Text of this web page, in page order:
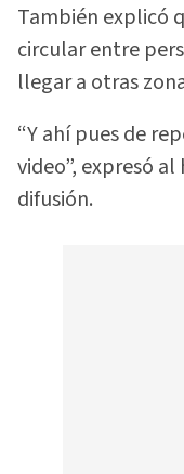
También explicó
circular entre
llegar a otras
“Y ahí pues de
video”, expresó
difusión.